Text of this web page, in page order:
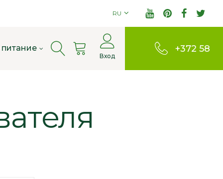
RU
Cart
Вход
+372 58